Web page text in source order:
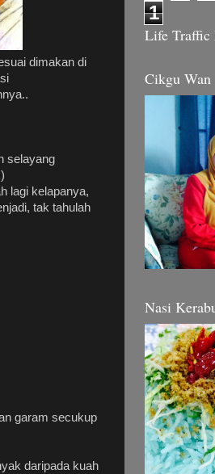
dimakan di
selayang
lagi kelapanya,
tak tahulah
garam secukup
daripada kuah
1
Life Traffic
Cikgu Wan
Nasi